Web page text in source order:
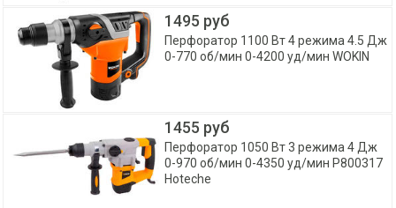
1495 руб
Перфоратор 1100 Вт 4 режима 4.5 Дж
0-770 об/мин 0-4200 уд/мин WOKIN
1455 руб
Перфоратор 1050 Вт 3 режима 4 Дж
0-970 об/мин 0-4350 уд/мин P800317
Hoteche